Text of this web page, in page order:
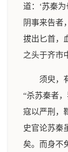
道：‘苏秦
阴事来告者
拔出匕首，
之头于齐市
须臾，
“杀苏秦者
寇以严刑，
史官论苏秦
矣。而身不